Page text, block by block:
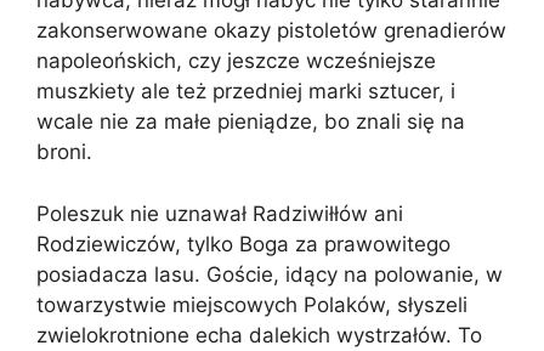
zakonserwowane okazy pistoletów grenadierów
napoleońskich, czy jeszcze wcześniejsze
muszkiety ale też przedniej marki sztucer, i
wcale nie za małe pieniądze, bo znali się na
broni.
Poleszuk nie uznawał Radziwiłłów ani
Rodziewiczów, tylko Boga za prawowitego
posiadacza lasu. Goście, idący na polowanie, w
towarzystwie miejscowych Polaków, słyszeli
zwielokrotnione echa dalekich wystrzałów. To